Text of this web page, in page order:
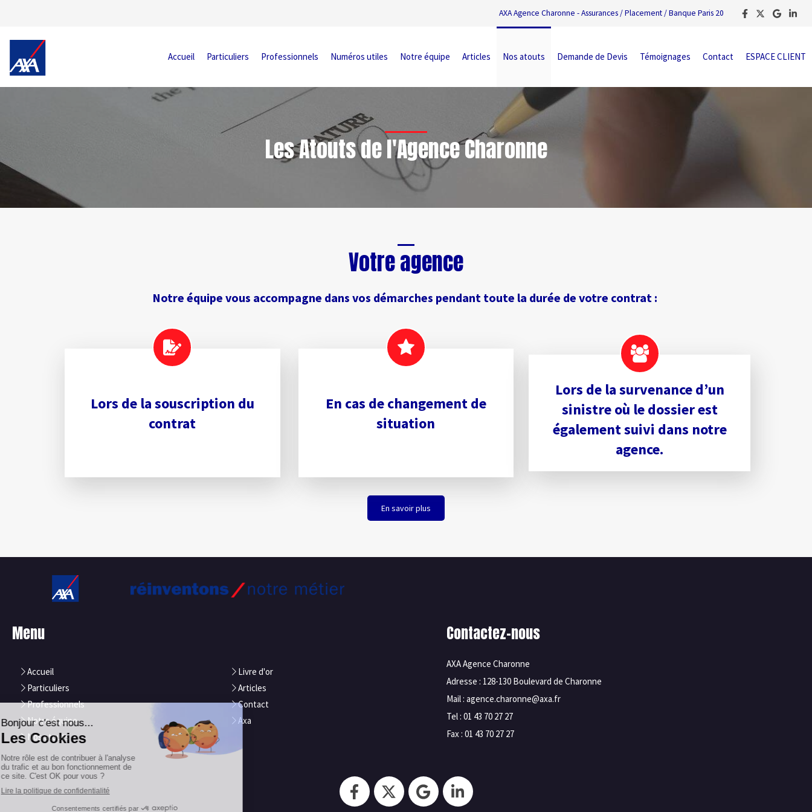
AXA Agence Charonne - Assurances / Placement / Banque Paris 20
Accueil Particuliers Professionnels Numéros utiles Notre équipe Articles Nos atouts Demande de Devis Témoignages Contact ESPACE CLIENT
Les Atouts de l'Agence Charonne
Votre agence
Notre équipe vous accompagne dans vos démarches pendant toute la durée de votre contrat :
Lors de la souscription du
contrat
En cas de changement de
situation
Lors de la survenance d’un
sinistre où le dossier est
également suivi dans notre
agence.
En savoir plus
Menu
Accueil
Particuliers
Professionnels
Notre équipe
Nos atouts
Livre d'or
Articles
Contact
Axa
Contactez-nous
AXA Agence Charonne
Adresse : 128-130 Boulevard de Charonne
Mail : agence.charonne@axa.fr
Tel : 01 43 70 27 27
Fax : 01 43 70 27 27